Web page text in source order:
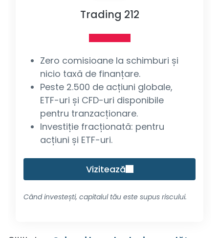
Trading 212
Zero comisioane la schimburi și
nicio taxă de finanțare.
Peste 2.500 de acțiuni globale,
ETF-uri și CFD-uri disponibile
pentru tranzacționare.
Investiție fracționată: pentru
acțiuni și ETF-uri.
Vizitează
Când investești, capitalul tău este supus riscului.